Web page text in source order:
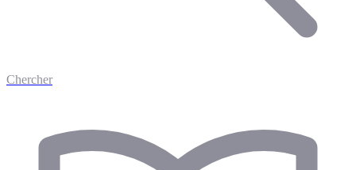
Chercher